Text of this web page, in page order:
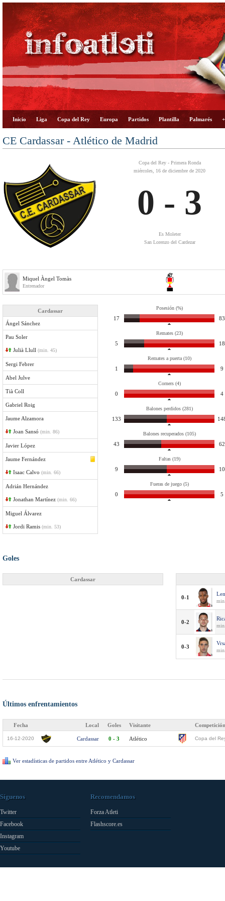
Inicio Liga Copa del Rey Europa Partidos Plantilla Palmarés
CE Cardassar - Atlético de Madrid
Copa del Rey - Primera Ronda
miércoles, 16 de diciembre de 2020
0 - 3
Es Moleter
San Lorenzo del Cardezar
Miquel Àngel Tomàs
Entrenador
Cardassar
Ángel Sánchez
Pau Soler
Julià Llull (min. 45)
Sergi Febrer
Abel Julve
Tià Coll
Gabriel Roig
Jaume Alzamora
Joan Sansó (min. 86)
Javier López
Jaume Fernández
Isaac Calvo (min. 66)
Adrián Hernández
Jonathan Martínez (min. 66)
Miguel Álvarez
Jordi Ramis (min. 53)
Posesión (%)
17 83
Remates (23)
5 18
Remates a puerta (10)
1 9
Corners (4)
0 4
Balones perdidos (281)
133
Balones recuperados (105)
43 62
Faltas (19)
9 10
Fueras de juego (5)
0 5
Goles
Cardassar
0-1
0-2
0-3
Últimos enfrentamientos
Fecha Local Goles Visitante Competición
16-12-2020 Cardassar 0 - 3 Atlético Copa del
Ver estadísticas de partidos entre Atlético y Cardassar
Síguenos
Twitter
Facebook
Instagram
Youtube
Recomendamos
Forza Atleti
Flashscore.es